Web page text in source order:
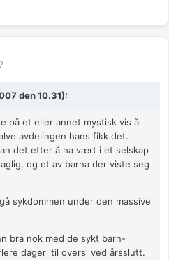
den 10.31):
på et eller annet mystisk vis å
avdelingen hans fikk det.
det etter å ha vært i et selskap
og et av barna der viste seg
sykdommen under den massive
bra nok med de sykt barn-
dager 'til overs' ved årsslutt.